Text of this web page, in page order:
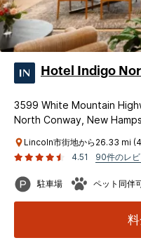
Hotel Indigo
3599 White Mountain
North Conway, New
Lincoln市街地から26.33 mi
4.51
90件のレ
駐車場 ペット同伴